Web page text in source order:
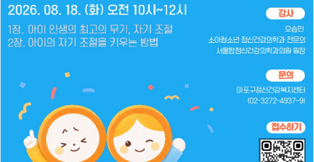
이용안내
정신건강증진
자살예방 사업